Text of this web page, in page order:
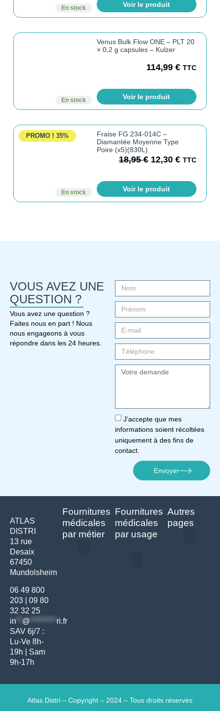
En stock Voir le produit
En stock
Venus Bulk Flow ONE – PLT 20
× 0,2 g capsules – Kulzer
114,99€ TTC
Voir le produit
PROMO ! 35%
En stock
Fraise FG 234-014C –
Diamantée Moyenne Type
Poire (x5)(830L)
18,95€ 12,30€ TTC
Voir le produit
VOUS AVEZ UNE
QUESTION ?
Vous avez une question ?
Faites nous en part ! Nous
nous engageons à vous
répondre dans les 24 heures.
J’accepte que mes
informations soient récoltées
uniquement à des fins de
contact.
Envoyer
ATLAS
DISTRI
13 rue
Desaix
67450
Mundolsheim
06 49 800
203
09 80
32 32 25
in
@ ********* ri.fr
SAV 6j/7 :
Lu-Ve 8h-
19h | Sam
9h-17h
Fournitures
médicales
par métier
Fournitures
médicales
par usage
Autres
pages
Atlas Distri – Copyright – 2024 – Tous droits réservés